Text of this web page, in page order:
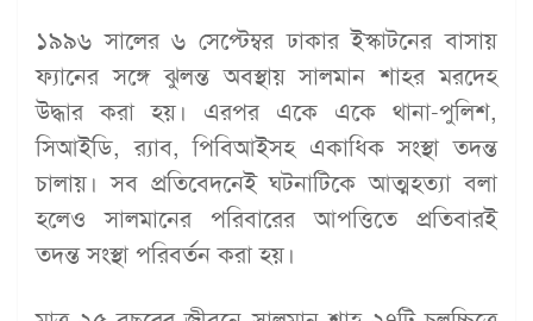
১৯৯৬ সালের ৬ সেপ্টেম্বর ঢাকার ইস্কাটনের বাসায়
ফ্যানের সঙ্গে ঝুলন্ত অবস্থায় সালমান শাহর মরদেহ
উদ্ধার করা হয়। এরপর একে একে থানা-পুলিশ,
সিআইডি, র‍্যাব, পিবিআইসহ একাধিক সংস্থা তদন্ত
চালায়। সব প্রতিবেদনেই ঘটনাটিকে আত্মহত্যা বলা
হলেও সালমানের পরিবারের আপত্তিতে প্রতিবারই
তদন্ত সংস্থা পরিবর্তন করা হয়।